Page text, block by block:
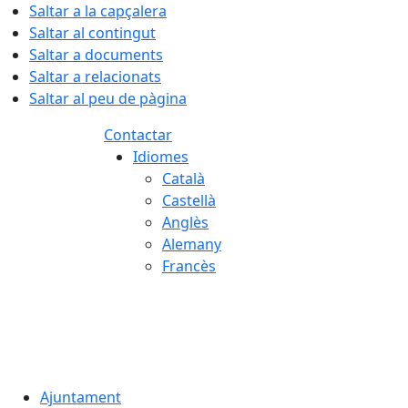
Saltar a la capçalera
Saltar al contingut
Saltar a documents
Saltar a relacionats
Saltar al peu de pàgina
Contactar
Idiomes
Català
Castellà
Anglès
Alemany
Francès
Ajuntament